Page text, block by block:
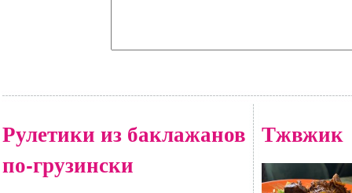
Рулетики из баклажанов
по-грузински
Тжвжик